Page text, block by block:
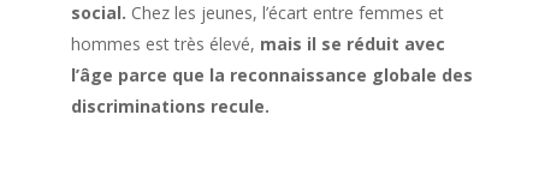
social. Chez les jeunes, l’écart entre femmes et
hommes est très élevé, mais il se réduit avec
l’âge parce que la reconnaissance globale des
discriminations recule.